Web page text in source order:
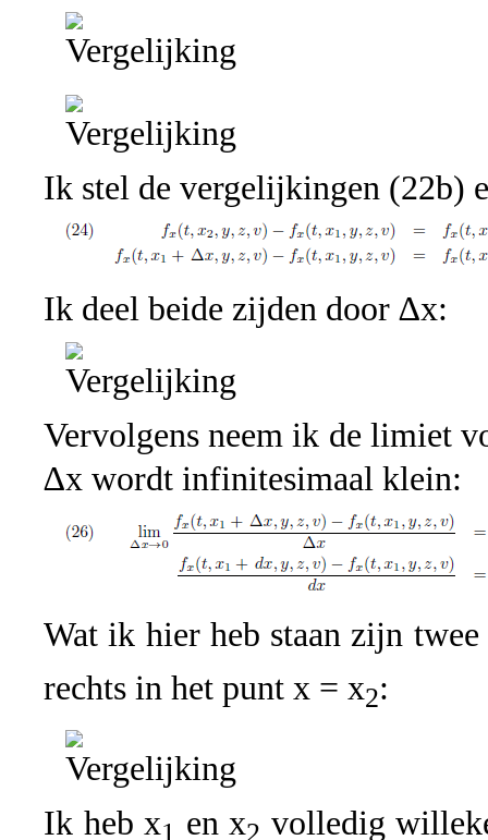
Ik stel de vergelijkingen (22b)
Ik deel beide zijden door ∆x:
Vervolgens neem ik de limiet
∆x wordt infinitesimaal klein:
Wat ik hier heb staan zijn twee
rechts in het punt x = x2:
Ik heb x1 en x2 volledig